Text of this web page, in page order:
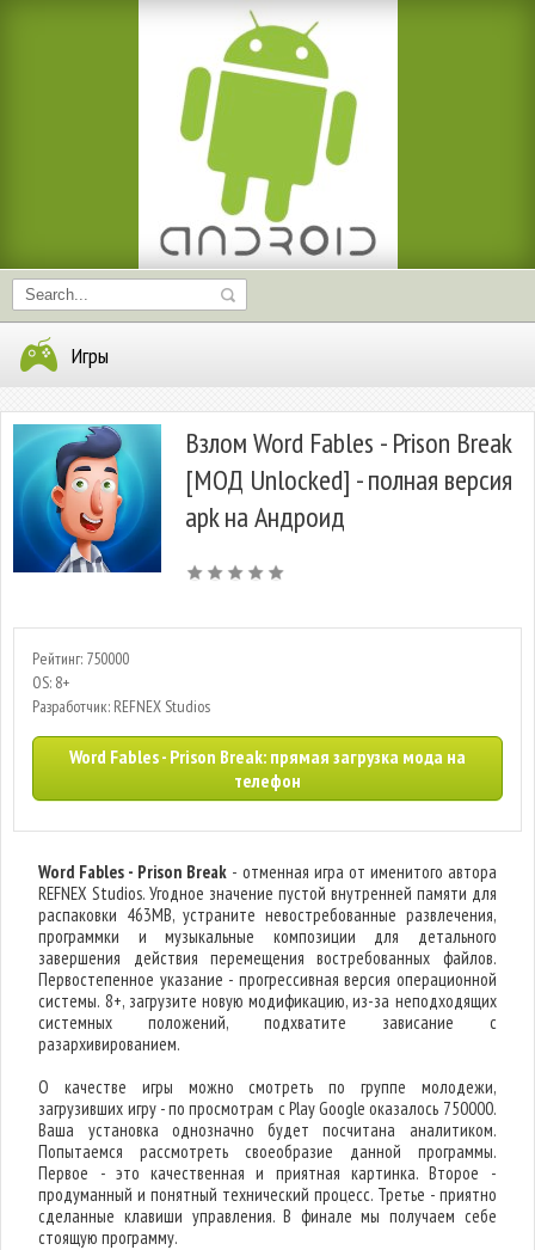
Игры
Взлом Word Fables - Prison Break
[МОД Unlocked] - полная версия
apk на Андроид
Рейтинг: 750000
OS: 8+
Разработчик: REFNEX Studios
Word Fables - Prison Break: прямая загрузка мода на
телефон
Word Fables - Prison Break - отменная игра от именитого автора
REFNEX Studios. Угодное значение пустой внутренней памяти для
распаковки 463MB, устраните невостребованные развлечения,
программки и музыкальные композиции для детального
завершения действия перемещения востребованных файлов.
Первостепенное указание - прогрессивная версия операционной
системы. 8+, загрузите новую модификацию, из-за неподходящих
системных положений, подхватите зависание с
разархивированием.
О качестве игры можно смотреть по группе молодежи,
загрузивших игру - по просмотрам с Play Google оказалось 750000.
Ваша установка однозначно будет посчитана аналитиком.
Попытаемся рассмотреть своеобразие данной программы.
Первое - это качественная и приятная картинка. Второе -
продуманный и понятный технический процесс. Третье - приятно
сделанные клавиши управления. В финале мы получаем себе
стоящую программу.